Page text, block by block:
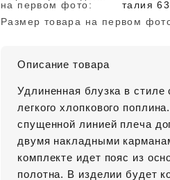
на первом фото:
талия
Размер товара на первом
Описание товара
Удлиненная блузка в стиле
легкого хлопкового
спущенной линией плеча
двумя накладными
комплекте идет пояс из
полотна. В изделии будет